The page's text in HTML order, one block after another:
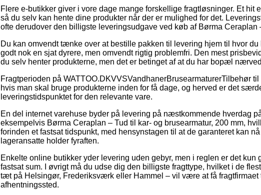
Flere e-butikker giver i vore dage mange forskellige fragtløsninger. Et hit
så du selv kan hente dine produkter når der er mulighed for det.
ofte derudover den billigste leveringsudgave ved køb af Børma Ceraplan
Du kan omvendt tænke over at bestille pakken til levering hjem til hvor
godt nok en sjat dyrere, men omvendt rigtig problemfri. Den mest
du selv henter produkterne, men det er betinget af at du har bopæl
Fragtperioden på WATTOO.DKVVSVandhanerBrusearmaturerTilbehør
hvis man skal bruge produkterne inden for få dage, og herved er det
leveringstidspunktet for den relevante vare.
En del internet varehuse byder på levering på næstkommende hverdag
eksempelvis Børma Ceraplan – Tud til kar- og brusearmatur, 200 mm,
forinden et fastsat tidspunkt, med hensynstagen til at de garanteret kan
lageransatte holder fyraften.
Enkelte online butikker yder levering uden gebyr, men i reglen er det
fastsat sum. I øvrigt må du udse dig den billigste fragttype, hvilket i de
tæt på Helsingør, Frederiksværk eller Hammel – vil være at få fragtfirmaet
afhentningssted.